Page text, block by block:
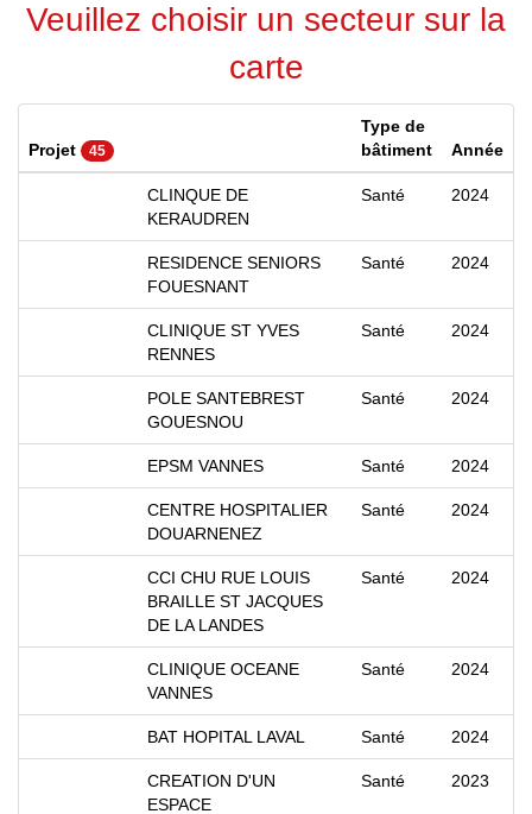
Veuillez choisir un secteur sur la
carte
Projet 45
Type de
bâtiment
Année
CLINQUE DE
KERAUDREN
Santé 2024
RESIDENCE SENIORS
FOUESNANT
Santé 2024
CLINIQUE ST YVES
RENNES
Santé 2024
POLE SANTEBREST
GOUESNOU
Santé 2024
EPSM VANNES Santé 2024
CENTRE HOSPITALIER
DOUARNENEZ
Santé 2024
CCI CHU RUE LOUIS
BRAILLE ST JACQUES
DE LA LANDES
Santé 2024
CLINIQUE OCEANE
VANNES
Santé 2024
BAT HOPITAL LAVAL Santé 2024
CREATION D'UN
ESPACE
Santé 2023